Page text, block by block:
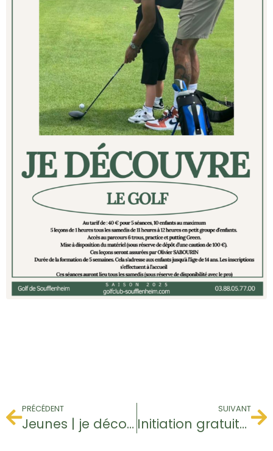
PRÉCÉDENT
Jeunes | je découvre le golf
SUIVANT
Initiation gratuite – Baptême de golf